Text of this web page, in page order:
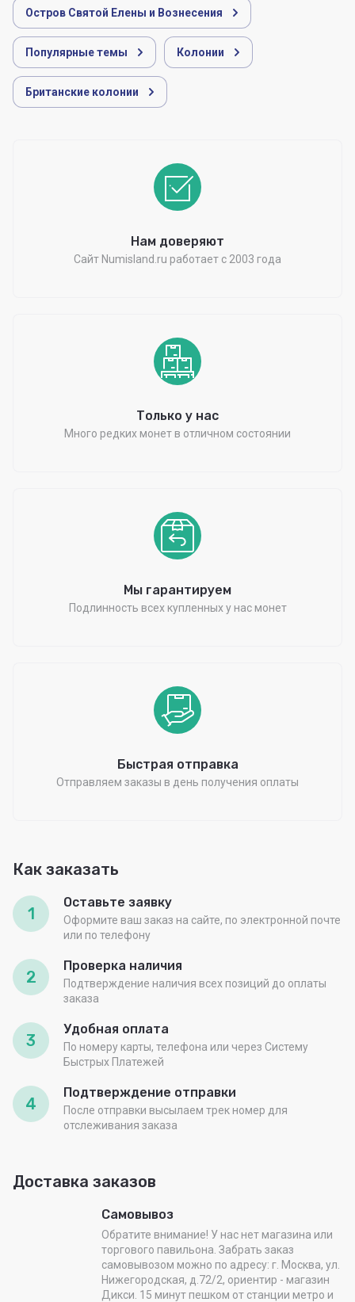
Остров Святой Елены и Вознесения
Популярные темы Колонии
Британские колонии
Нам доверяют
Сайт Numisland.ru работает с 2003 года
Только у нас
Много редких монет в отличном состоянии
Мы гарантируем
Подлинность всех купленных у нас монет
Быстрая отправка
Отправляем заказы в день получения оплаты
Как заказать
1
Оставьте заявку
Оформите ваш заказ на сайте, по электронной почте
или по телефону
2
Проверка наличия
Подтверждение наличия всех позиций до оплаты
заказа
3
Удобная оплата
По номеру карты, телефона или через Систему
Быстрых Платежей
4
Подтверждение отправки
После отправки высылаем трек номер для
отслеживания заказа
Доставка заказов
Самовывоз
Обратите внимание! У нас нет магазина или
торгового павильона. Забрать заказ
самовывозом можно по адресу: г. Москва, ул.
Нижегородская, д.72/2, ориентир - магазин
Дикси. 15 минут пешком от станции метро и